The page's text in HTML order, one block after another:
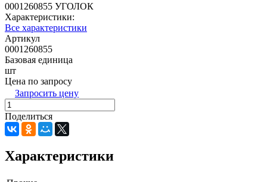
0001260855 УГОЛОК
Характеристики:
Все характеристики
Артикул
0001260855
Базовая единица
шт
Цена по запросу
Запросить цену
Поделиться
Характеристики